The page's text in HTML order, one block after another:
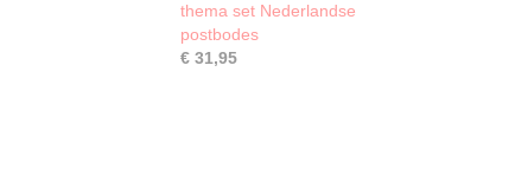
thema set Nederlandse
postbodes
€ 31,95